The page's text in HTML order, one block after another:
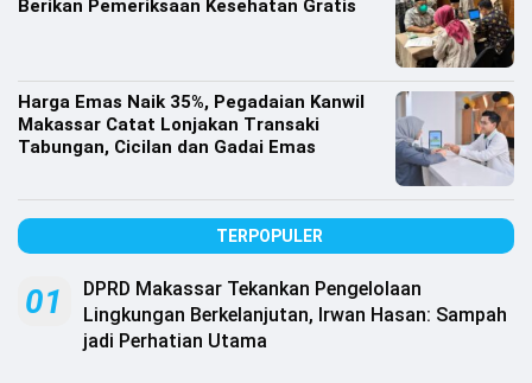
©
Copyright
Djournalist.com
Berikan Pemeriksaan Kesehatan Gratis
Harga Emas Naik 35%, Pegadaian Kanwil
Makassar Catat Lonjakan Transaki
Tabungan, Cicilan dan Gadai Emas
TERPOPULER
01
DPRD Makassar Tekankan Pengelolaan
Lingkungan Berkelanjutan, Irwan Hasan: Sampah
jadi Perhatian Utama